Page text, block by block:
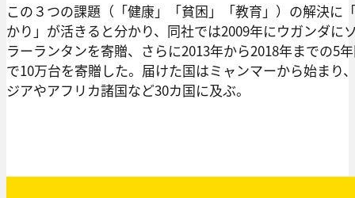
この３つの課題（「健康」「貧困」「教育」）の解決に
かり」が活きると分かり、同社では2009年にウガンダに
ラーランタンを寄贈、さらに2013年から2018年までの5
で10万台を寄贈した。届けた国はミャンマーから始まり
ジアやアフリカ諸国など30カ国に及ぶ。